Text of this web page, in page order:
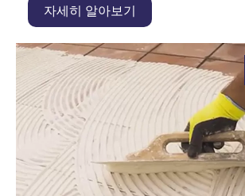
자세히 알아보기